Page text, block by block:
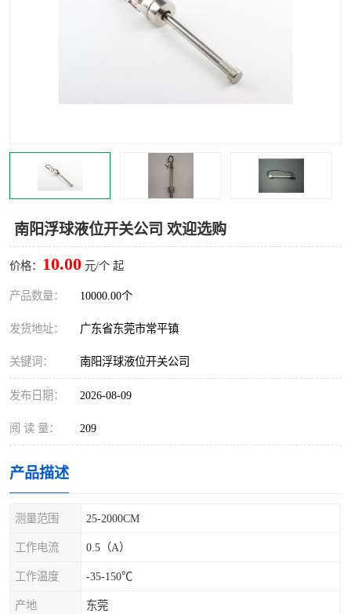
南阳浮球液位开关公司 欢迎选购
价格： 10.00 元/个 起
产品数量： 10000.00个
发货地址： 广东省东莞市常平镇
关键词： 南阳浮球液位开关公司
发布日期： 2026-08-09
阅 读 量： 209
产品描述
测量范围 25-2000CM
工作电流 0.5（A）
工作温度 -35-150℃
产地 东莞